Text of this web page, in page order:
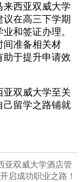
西亚双威大学
在高三下学期
和签证办理。
间准备相关材
助于提升申请效
双威大学至关
己留学之路铺就
亚双威大学酒店管
启成功职业之路！